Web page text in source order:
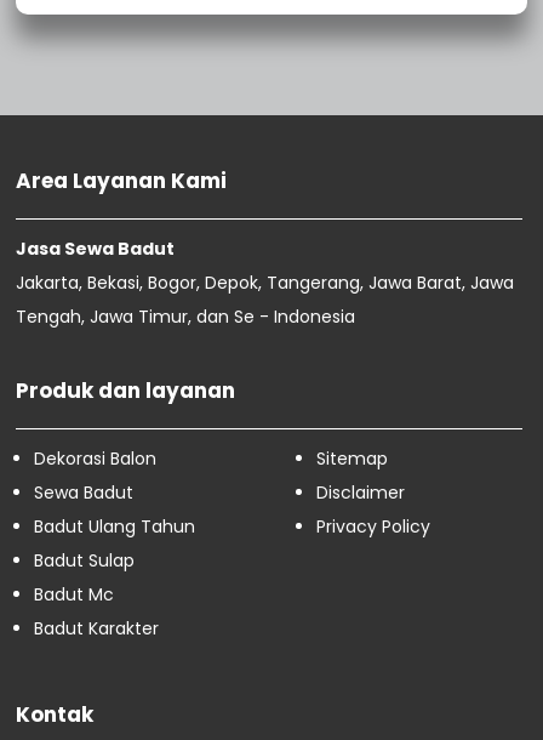
Sewa Badut Bekasi Utara
Sewa Badut Bekasi Timur
Sewa Badut Bogor Utara
Sewa Badut Bogor Timur
Sewa Badut Bogor Tengah
Sewa Badut Bogor Barat
Sewa Badut Jakarta Timur
Sewa Badut Jakarta Barat
Sewa Badut Jakarta Utara
Sewa Badut Jakarta Pusat
Februari16
Januari4
Area Layanan Kami
Jasa Sewa Badut
Jakarta, Bekasi, Bogor, Depok, Tangerang, Jawa Barat, Jawa
Tengah, Jawa Timur, dan Se - Indonesia
Produk dan layanan
Dekorasi Balon
Sewa Badut
Badut Ulang Tahun
Badut Sulap
Badut Mc
Badut Karakter
Sitemap
Disclaimer
Privacy Policy
Kontak